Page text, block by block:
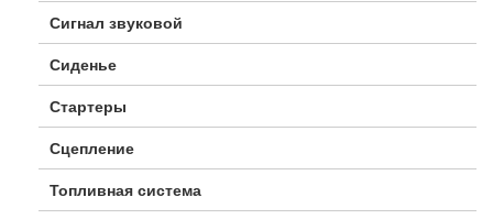
Сигнал звуковой
Сиденье
Стартеры
Сцепление
Топливная система